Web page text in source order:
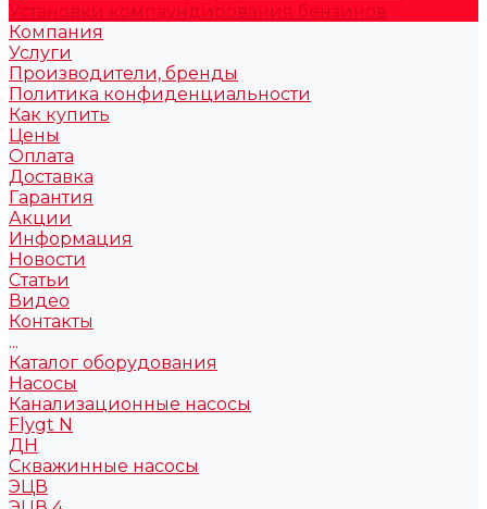
Установки компаундирования бензинов
Компания
Услуги
Производители, бренды
Политика конфиденциальности
Как купить
Цены
Оплата
Доставка
Гарантия
Акции
Информация
Новости
Статьи
Видео
Контакты
...
Каталог оборудования
Насосы
Канализационные насосы
Flygt N
ДН
Скважинные насосы
ЭЦВ